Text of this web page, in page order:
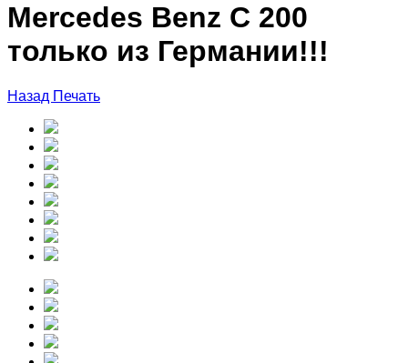
Mercedes Benz C 200
только из Германии!!!
Назад Печать